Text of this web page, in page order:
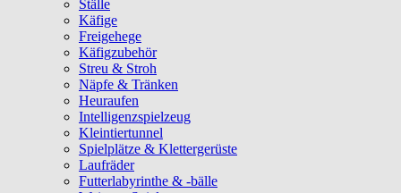
Ställe
Käfige
Freigehege
Käfigzubehör
Streu & Stroh
Näpfe & Tränken
Heuraufen
Intelligenzspielzeug
Kleintiertunnel
Spielplätze & Klettergerüste
Laufräder
Futterlabyrinthe & -bälle